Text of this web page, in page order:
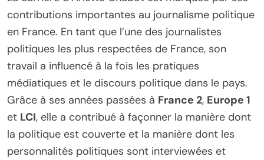
contributions importantes au journalisme politique
en France. En tant que l’une des journalistes
politiques les plus respectées de France, son
travail a influencé à la fois les pratiques
médiatiques et le discours politique dans le pays.
Grâce à ses années passées à France 2, Europe 1
et LCI, elle a contribué à façonner la manière dont
la politique est couverte et la manière dont les
personnalités politiques sont interviewées et